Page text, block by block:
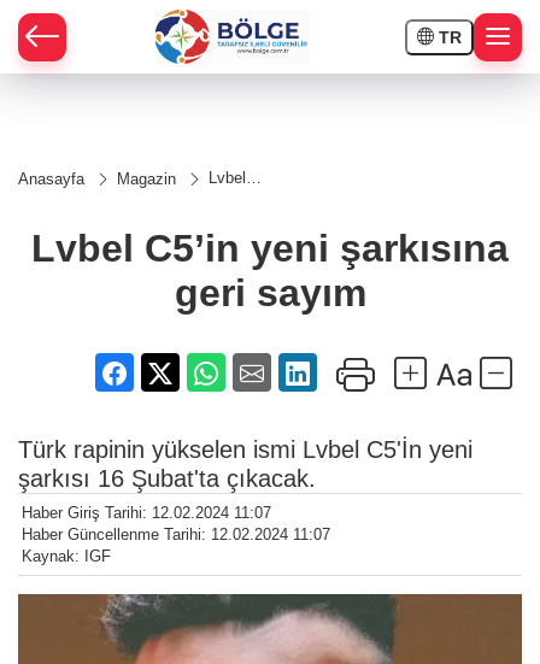
TR
Anasayfa Magazin
Lvbel
şarkısına
geri
Lvbel C5’in yeni şarkısına
geri sayım
Türk rapinin yükselen ismi Lvbel C5'İn yeni
şarkısı 16 Şubat'ta çıkacak.
Haber Giriş Tarihi: 12.02.2024 11:07
Haber Güncellenme Tarihi: 12.02.2024 11:07
Kaynak: IGF